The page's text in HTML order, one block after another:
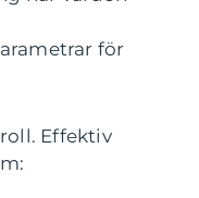
för
Effektiv